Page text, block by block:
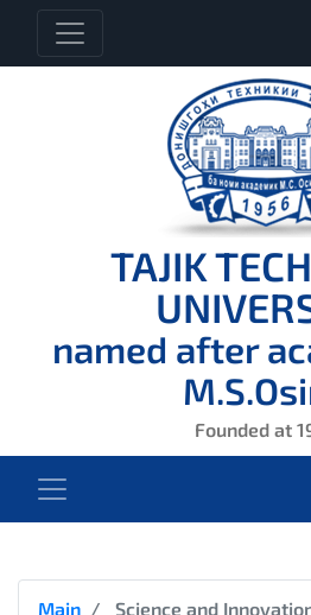
TAJIK
named after
Founded at
Main
Science and